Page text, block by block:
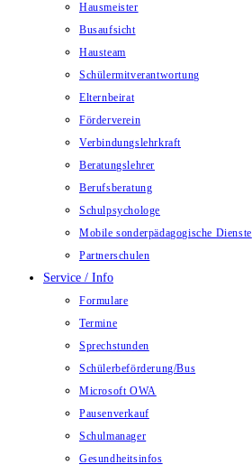
Hausmeister
Busaufsicht
Hausteam
Schülermitverantwortung
Elternbeirat
Förderverein
Verbindungslehrkraft
Beratungslehrer
Berufsberatung
Schulpsychologe
Mobile sonderpädagogische Dienste
Partnerschulen
Service / Info
Formulare
Termine
Sprechstunden
Schülerbeförderung/Bus
Microsoft OWA
Pausenverkauf
Schulmanager
Gesundheitsinfos